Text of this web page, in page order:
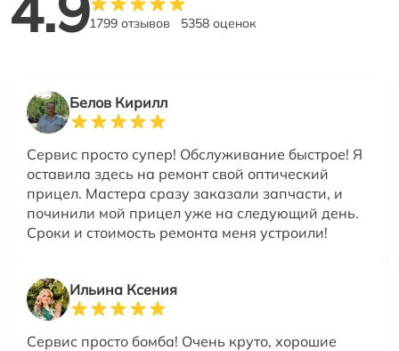
1799 отзывов 5358 оценок
Белов Кирилл
Сервис просто супер! Обслуживание быстрое! Я
оставила здесь на ремонт свой оптический
прицел. Мастера сразу заказали запчасти, и
починили мой прицел уже на следующий день.
Сроки и стоимость ремонта меня устроили!
Ильина Ксения
Сервис просто бомба! Очень круто, хорошие